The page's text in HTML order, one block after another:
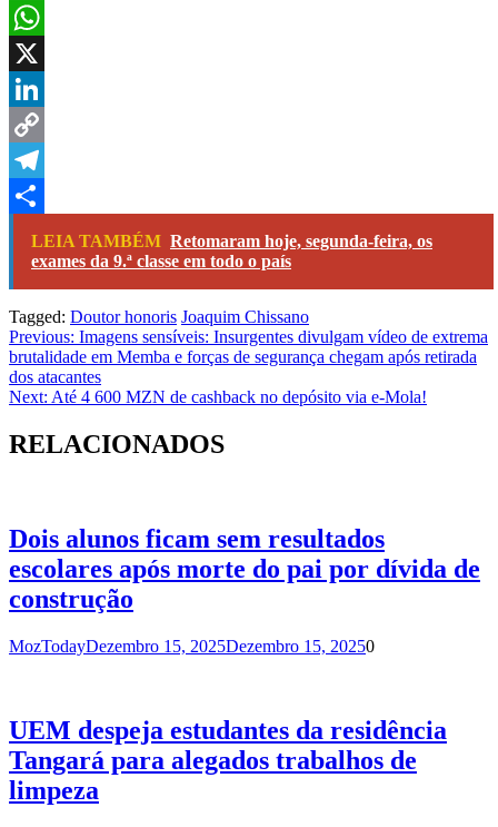
Email
WhatsApp
X
LinkedIn
Copy
Link
Telegram
Share
LEIA TAMBÉM Retomaram hoje, segunda-feira, os
exames da 9.ª classe em todo o país
Tagged: Doutor honoris Joaquim Chissano
Navegação
de
artigos
Previous: Imagens sensíveis: Insurgentes divulgam vídeo de extrema
brutalidade em Memba e forças de segurança chegam após retirada
dos atacantes
Next: Até 4 600 MZN de cashback no depósito via e-Mola!
RELACIONADOS
Dois alunos ficam sem resultados
escolares após morte do pai por dívida de
construção
MozTodayDezembro 15, 2025Dezembro 15, 20250
UEM despeja estudantes da residência
Tangará para alegados trabalhos de
limpeza